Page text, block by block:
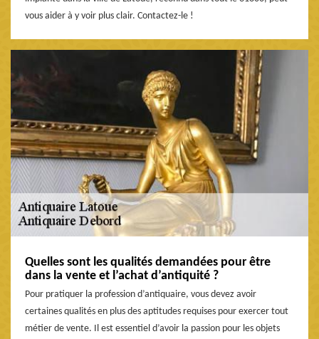
vous aider à y voir plus clair. Contactez-le !
Quelles sont les qualités demandées pour être
dans la vente et l’achat d’antiquité ?
Pour pratiquer la profession d’antiquaire, vous devez avoir
certaines qualités en plus des aptitudes requises pour exercer tout
métier de vente. Il est essentiel d’avoir la passion pour les objets